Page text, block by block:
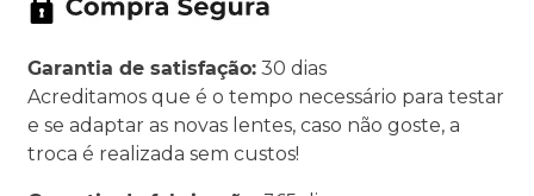
Garantia de satisfação: 30 dias
Acreditamos que é o tempo necessário para testar
e se adaptar as novas lentes, caso não goste, a
troca é realizada sem custos!